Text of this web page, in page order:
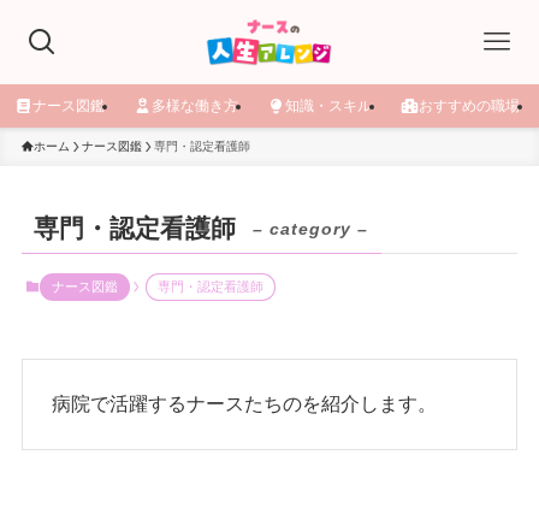
ナース図鑑 多様な働き方 知識・スキル おすすめの職場
ホーム ナース図鑑 専門・認定看護師
専門・認定看護師 – category –
ナース図鑑 専門・認定看護師
病院で活躍するナースたちのを紹介します。